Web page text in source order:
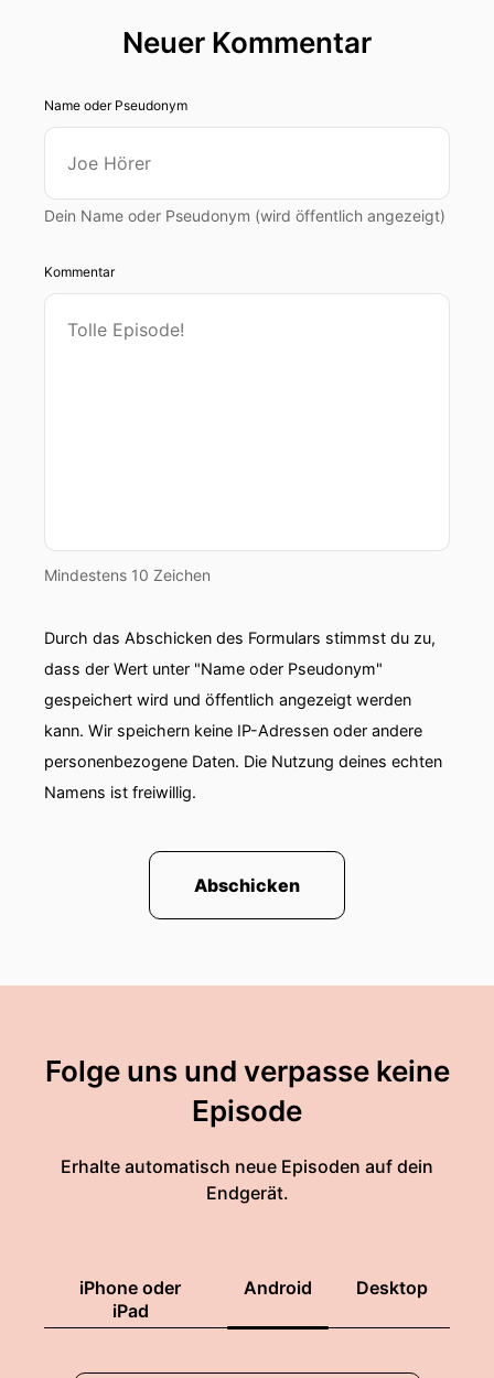
Neuer Kommentar
Name oder Pseudonym
Dein Name oder Pseudonym (wird öffentlich angezeigt)
Kommentar
Mindestens 10 Zeichen
Durch das Abschicken des Formulars stimmst du zu,
dass der Wert unter "Name oder Pseudonym"
gespeichert wird und öffentlich angezeigt werden
kann. Wir speichern keine IP-Adressen oder andere
personenbezogene Daten. Die Nutzung deines echten
Namens ist freiwillig.
Abschicken
Folge uns und verpasse keine
Episode
Erhalte automatisch neue Episoden auf dein
Endgerät.
iPhone oder
iPad
Android Desktop